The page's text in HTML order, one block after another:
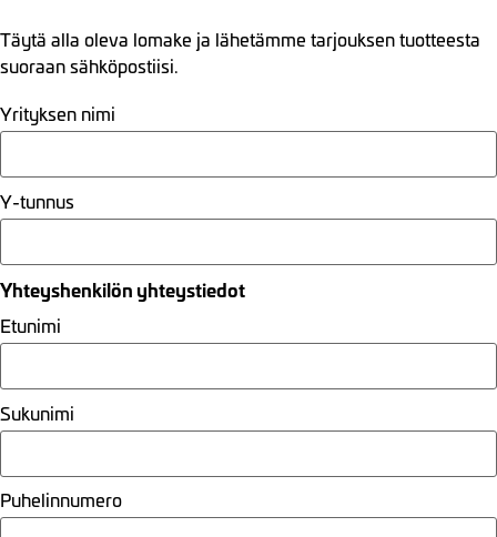
Täytä alla oleva lomake ja lähetämme tarjouksen tuotteesta
suoraan sähköpostiisi.
Yrityksen nimi
Y-tunnus
Yhteyshenkilön yhteystiedot
Etunimi
Sukunimi
Puhelinnumero